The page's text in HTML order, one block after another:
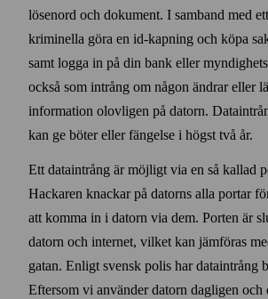
lösen­ord och dokument. I sam­band med
kriminella göra en id-kapning och köpa
samt logga in på din bank eller
också som intrång om någon ändrar eller
information olovligen på datorn.
kan ge böter eller fängelse i högst två år.
Ett data­intrång är möjligt via en så kallad
Hackaren knackar på datorns alla portar
att komma in i datorn via dem. Porten är
datorn och internet, vilket kan jäm­föras
gatan. Enligt svensk polis har data­intrång
Efter­som vi använder datorn dagligen och